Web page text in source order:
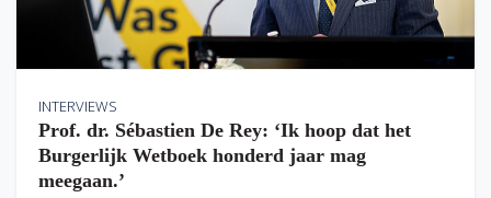
INTERVIEWS
Prof. dr. Sébastien De Rey: ‘Ik hoop dat het
Burgerlijk Wetboek honderd jaar mag
meegaan.’